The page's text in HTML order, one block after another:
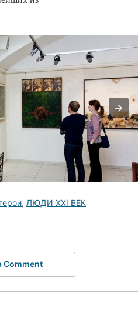
герои, ЛЮДИ XXI ВЕК
Comment